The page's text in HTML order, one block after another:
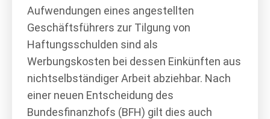
Aufwendungen eines angestellten
Geschäftsführers zur Tilgung von
Haftungsschulden sind als
Werbungskosten bei dessen Einkünften aus
nichtselbständiger Arbeit abziehbar. Nach
einer neuen Entscheidung des
Bundesfinanzhofs (BFH) gilt dies auch